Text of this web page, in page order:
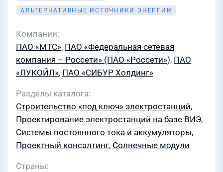
АЛЬТЕРНАТИВНЫЕ ИСТОЧНИКИ ЭНЕРГИИ
Компании
ПАО «МТС», ПАО «Федеральная сетевая
компания – Россети» (ПАО «Россети»), ПАО
«ЛУКОЙЛ», ПАО «СИБУР Холдинг»
Разделы каталога
Строительство «под ключ» электростанций,
Проектирование электростанций на базе ВИЭ,
Системы постоянного тока и аккумуляторы,
Проектный консалтинг, Солнечные модули
Страны